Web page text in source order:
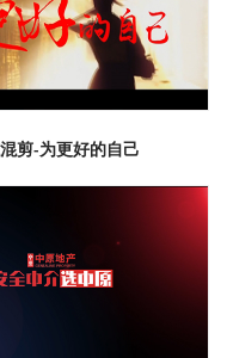
剪-为更好的自己